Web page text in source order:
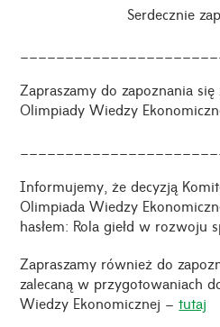
Serdecznie
Zapraszamy do zapoznania
Olimpiady Wiedzy
Informujemy, że decyzją
Olimpiada Wiedzy
hasłem: Rola giełd w rozwoju
Zapraszamy również do
zalecaną w przygotowaniach
Wiedzy Ekonomicznej –tutaj